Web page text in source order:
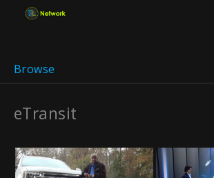
Browse
eTransit